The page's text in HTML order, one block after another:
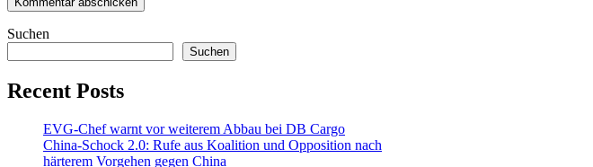
Suchen
Suchen
Recent Posts
EVG-Chef warnt vor weiterem Abbau bei DB Cargo
China-Schock 2.0: Rufe aus Koalition und Opposition nach
härterem Vorgehen gegen China